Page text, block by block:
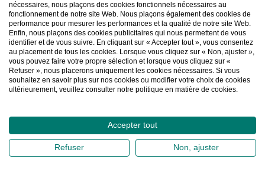
études de marché, et nous disposons de notre propre
plateforme d'enseignement, la Thuiswinkel e-Academy.
Naviguer rapidement
©Thuiswinkel.org
Déclaration de confidentialité
Déclaration relative aux cookies
nécessaires, nous plaçons des cookies fonctionnels nécessaires au
fonctionnement de notre site Web. Nous plaçons également des cookies de
performance pour mesurer les performances et la qualité de notre site Web.
Enfin, nous plaçons des cookies publicitaires qui nous permettent de vous
identifier et de vous suivre. En cliquant sur « Accepter tout », vous consentez
au placement de tous les cookies. Lorsque vous cliquez sur « Non, ajuster »,
vous pouvez faire votre propre sélection et lorsque vous cliquez sur «
Refuser », nous placerons uniquement les cookies nécessaires. Si vous
souhaitez en savoir plus sur nos cookies ou modifier votre choix de cookies
ultérieurement, veuillez consulter notre politique en matière de cookies.
Accepter tout
Refuser Non, ajuster